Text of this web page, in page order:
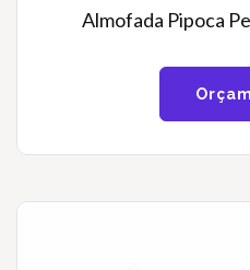
Almofada Pipoca